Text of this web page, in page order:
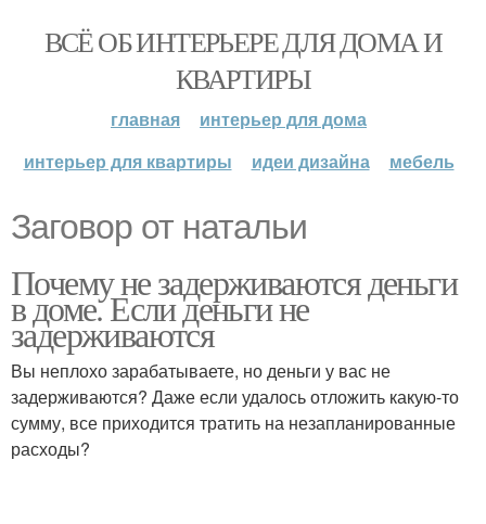
ВСЁ ОБ ИНТЕРЬЕРЕ ДЛЯ ДОМА И
КВАРТИРЫ
главная
интерьер для дома
интерьер для квартиры
идеи дизайна мебель
Заговор от натальи
Почему не задерживаются деньги
в доме. Если деньги не
задерживаются
Вы неплохо зарабатываете, но деньги у вас не
задерживаются? Даже если удалось отложить какую-то
сумму, все приходится тратить на незапланированные
расходы?